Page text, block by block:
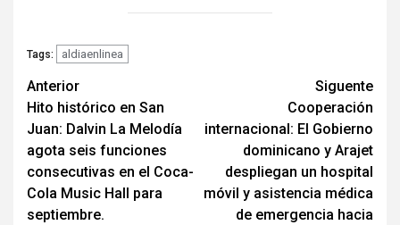
Tags: aldiaenlinea
Navegación
de
entradas
Anterior
Hito histórico en San
Juan: Dalvin La Melodía
agota seis funciones
consecutivas en el Coca-
Cola Music Hall para
septiembre.
Siguente
Cooperación
internacional: El Gobierno
dominicano y Arajet
despliegan un hospital
móvil y asistencia médica
de emergencia hacia